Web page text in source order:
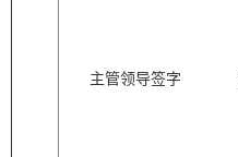
主管领导签字